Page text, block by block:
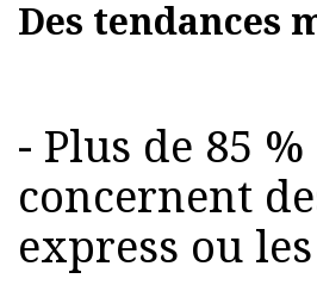
Des tendances
- Plus de 85
concernent
express ou